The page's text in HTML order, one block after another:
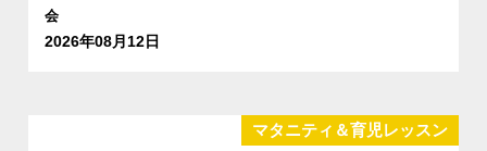
会
2026年08月12日
マタニティ＆育児レッスン